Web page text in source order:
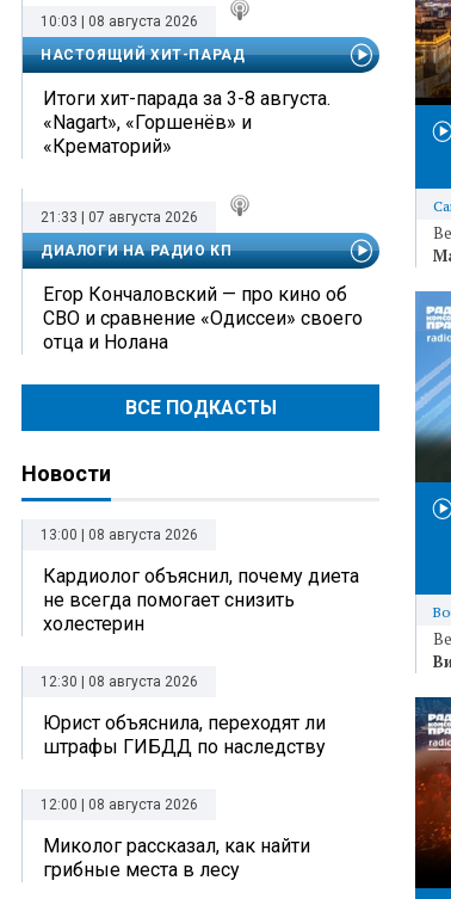
10:03 | 08 августа 2026
НАСТОЯЩИЙ ХИТ-ПАРАД
Итоги хит-парада за 3-8 августа.
«Nagart», «Горшенёв» и
«Крематорий»
21:33 | 07 августа 2026
ДИАЛОГИ НА РАДИО КП
Егор Кончаловский — про кино об
СВО и сравнение «Одиссеи» своего
отца и Нолана
ВСЕ ПОДКАСТЫ
Новости
13:00 | 08 августа 2026
Кардиолог объяснил, почему диета
не всегда помогает снизить
холестерин
12:30 | 08 августа 2026
Юрист объяснила, переходят ли
штрафы ГИБДД по наследству
12:00 | 08 августа 2026
Миколог рассказал, как найти
грибные места в лесу